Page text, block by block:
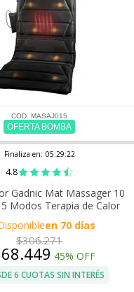
COD. MASAJ015
OFERTA BOMBA
Finaliza en: 05:29:21
4.8
Gadnic Mat Massager 10
Modos Terapia de Calor
en 70 días
$306.271
45% OFF
6 CUOTAS SIN INTERÉS